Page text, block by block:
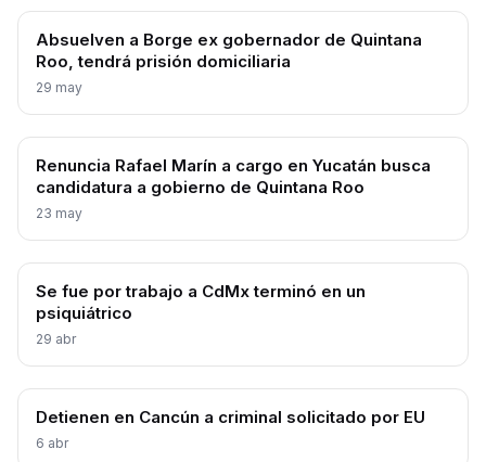
Absuelven a Borge ex gobernador de Quintana
Roo, tendrá prisión domiciliaria
29 may
Renuncia Rafael Marín a cargo en Yucatán busca
candidatura a gobierno de Quintana Roo
23 may
Se fue por trabajo a CdMx terminó en un
psiquiátrico
29 abr
Detienen en Cancún a criminal solicitado por EU
6 abr